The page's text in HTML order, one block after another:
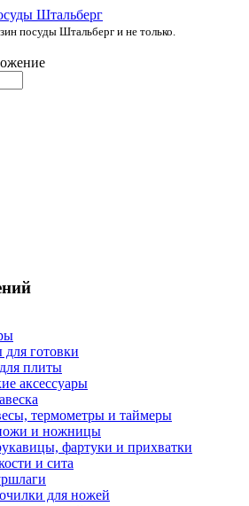
посуды Штальберг и не только.
для готовки
плиты
аксессуары
термометры и таймеры
и ножницы
фартуки и прихватки
и сита
для ножей